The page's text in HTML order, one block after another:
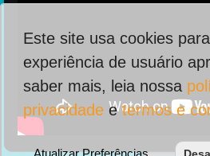
Este site usa cookies
experiência de usuário
saber mais, leia nossa
privacidadeetermos e